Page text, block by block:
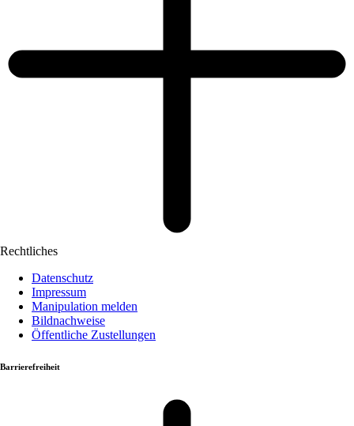
Rechtliches
Datenschutz
Impressum
Manipulation melden
Bildnachweise
Öffentliche Zustellungen
Barrierefreiheit